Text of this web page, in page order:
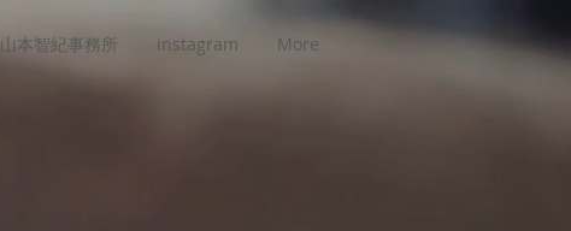
山本智紀事務所 instagram More